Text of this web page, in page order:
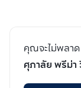
คุณจะไม่พลาด
ศุภาลัย พรีม่า